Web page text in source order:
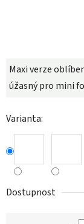
Maxi verze
úžasný pro mini
Varianta:
Dostupnost